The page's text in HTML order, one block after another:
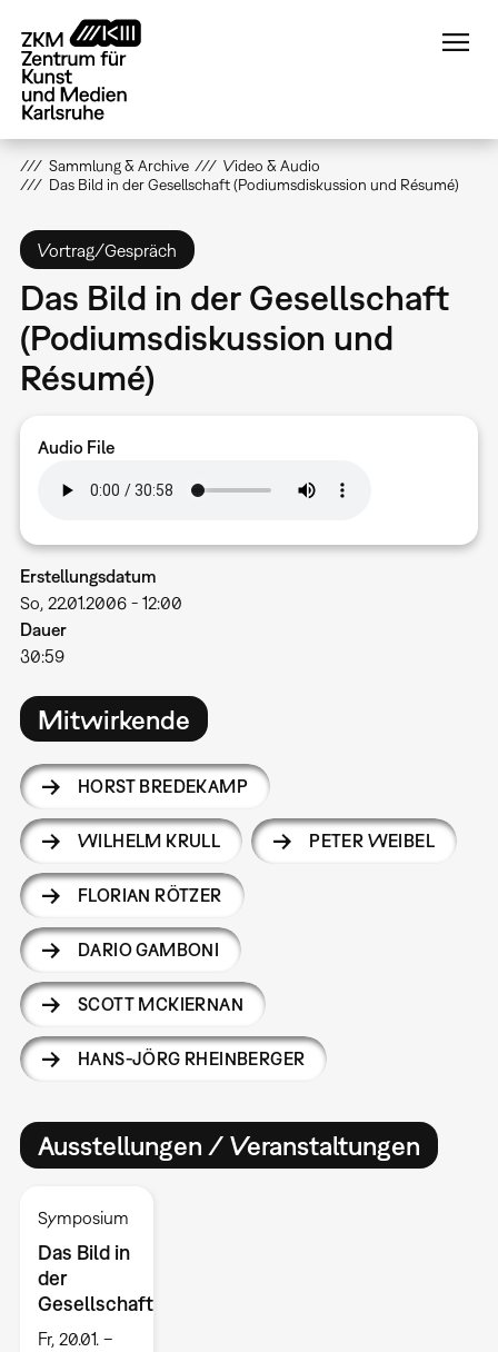
zum
Inhalt
Sammlung & Archive
Video & Audio
Das Bild in der Gesellschaft (Podiumsdiskussion und Résumé)
Vortrag/Gespräch
Das Bild in der Gesellschaft
(Podiumsdiskussion und
Résumé)
Audio File
Erstellungsdatum
So, 22.01.2006 - 12:00
Dauer
30:59
Mitwirkende
HORST BREDEKAMP
WILHELM KRULL PETER WEIBEL
FLORIAN RÖTZER
DARIO GAMBONI
SCOTT MCKIERNAN
HANS-JÖRG RHEINBERGER
Ausstellungen / Veranstaltungen
Symposium
Das Bild in
der
Gesellschaft
Fr, 20.01. –